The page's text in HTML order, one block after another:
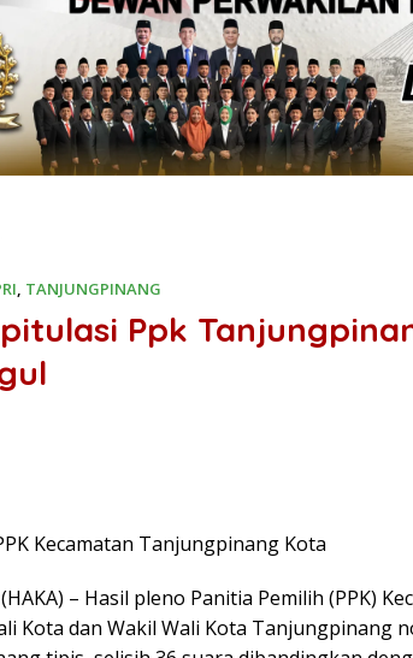
, TANJUNGPINANG
Ppk
Kecamatan Tanjungpinang Kota
– Hasil pleno Panitia Pemilih (PPK)
Kota dan Wakil Wali Kota Tanjungpinang